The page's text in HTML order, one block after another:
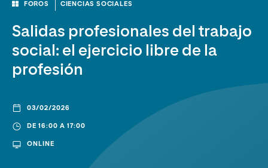
FOROS CIENCIAS SOCIALES
Salidas profesionales del trabajo
social: el ejercicio libre de la
profesión
03/02/2026
DE 16:00 A 17:00
ONLINE